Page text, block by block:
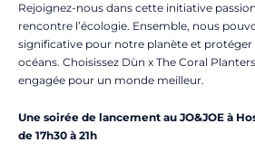
Rejoignez-nous dans cette initiative
rencontre l’écologie. Ensemble, nous
significative pour notre planète et protéger
océans. Choisissez Dùn x The Coral
engagée pour un monde meilleur.
Une soirée de lancement au JO&JOE à
de 17h30 à 21h